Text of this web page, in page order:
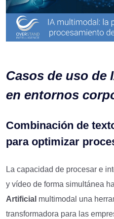
Casos de uso de
en entornos
Combinación de
para optimizar
La capacidad de procesar e
y vídeo de forma simultánea
Artificial multimodal una
transformadora para las